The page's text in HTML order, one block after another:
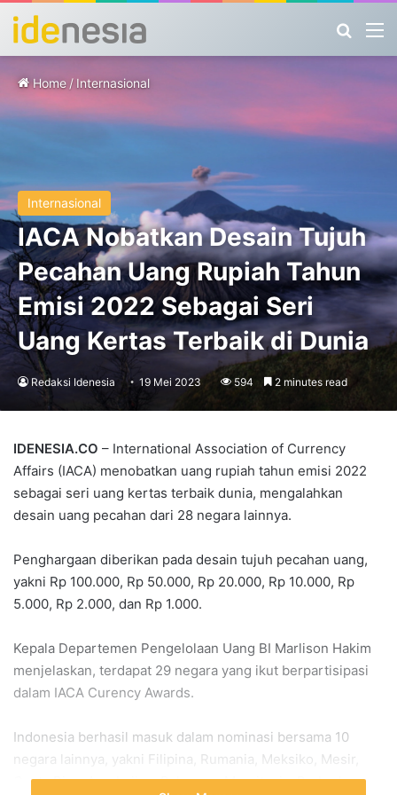
Home / Internasional
Internasional
IACA Nobatkan Desain Tujuh
Pecahan Uang Rupiah Tahun
Emisi 2022 Sebagai Seri
Uang Kertas Terbaik di Dunia
Redaksi Idenesia 19 Mei 2023 594 2 minutes read
IDENESIA.CO – International Association of Currency
Affairs (IACA) menobatkan uang rupiah tahun emisi 2022
sebagai seri uang kertas terbaik dunia, mengalahkan
desain uang pecahan dari 28 negara lainnya.
Penghargaan diberikan pada desain tujuh pecahan uang,
yakni Rp 100.000, Rp 50.000, Rp 20.000, Rp 10.000, Rp
5.000, Rp 2.000, dan Rp 1.000.
Kepala Departemen Pengelolaan Uang BI Marlison Hakim
menjelaskan, terdapat 29 negara yang ikut berpartisipasi
dalam IACA Curency Awards.
Indonesia berhasil masuk dalam nominasi bersama 10
negara lainnya, yakni Filipina, Rumania, Meksiko, Mesir,
Costa Rica, Azerbaijan, Bahamas, Mauritania, Barbados,